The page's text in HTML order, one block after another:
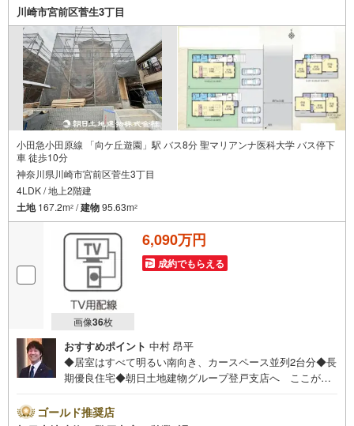
川崎市宮前区菅生3丁目
小田急小田原線 「向ケ丘遊園」駅 バス8分 聖マリアンナ医科大学 バス停下
車 徒歩10分
神奈川県川崎市宮前区菅生3丁目
4LDK / 地上2階建
土地167.2m2 /建物95.63m2
画像36枚
6,090万円
成約でもらえる
おすすめポイント 中村 昂平
◆居室はすべて明るい南向き、カースペース並列2台分◆長
期優良住宅◆朝日土地建物グループ登戸支店へ ここが
菅生3丁目】・小中学校まで徒歩圏内・使いやすい広々とし
ゴールド推奨店